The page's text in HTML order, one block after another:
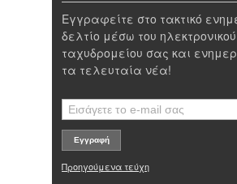
Εγγραφείτε στο τακτικό
δελτίο μέσω του ηλεκτρονικού
ταχυδρομείου σας και
τα τελευταία νέα!
Προηγούμενα τεύχη